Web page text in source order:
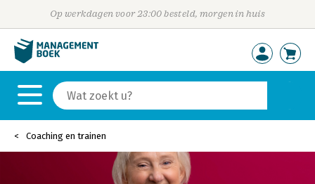
Op werkdagen voor 23:00 besteld, morgen in huis
Coaching en trainen